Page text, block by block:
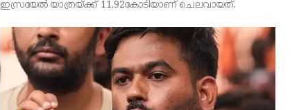
ഇസ്രയേല്‍ യാത്രയ്ക്ക് 11.92കോടിയാണ് ചെലവായത്.